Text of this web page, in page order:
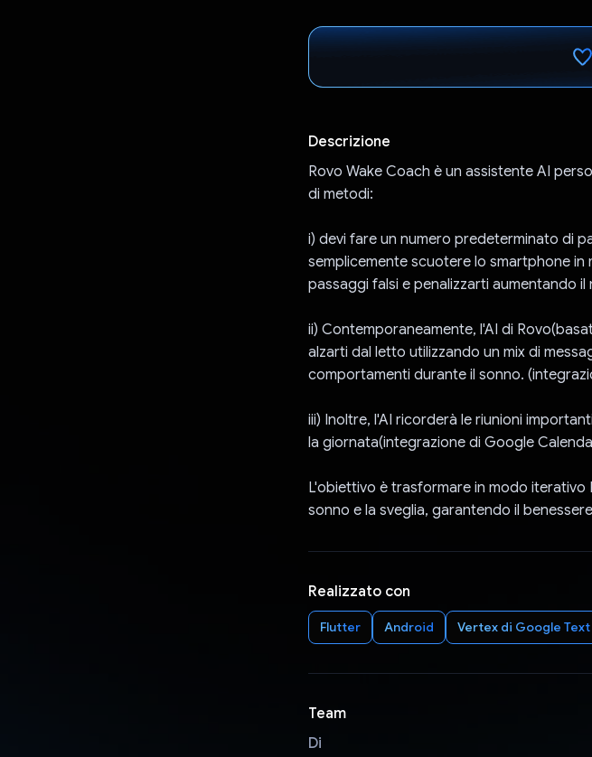
Descrizione
Rovo Wake Coach è un assistente AI
di metodi:
i) devi fare un numero predeterminato di
semplicemente scuotere lo smartphone
passaggi falsi e penalizzarti aumentando
ii) Contemporaneamente, l'AI di
alzarti dal letto utilizzando un mix di
comportamenti durante il sonno.
iii) Inoltre, l'AI ricorderà le riunioni
la giornata(integrazione di Google
L'obiettivo è trasformare in modo iterativo
sonno e la sveglia, garantendo il
Realizzato con
Flutter Android Vertex di Google
Team
Di